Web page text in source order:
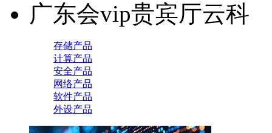
广东会vip贵宾厅云科
存储产品
计算产品
安全产品
网络产品
软件产品
外设产品